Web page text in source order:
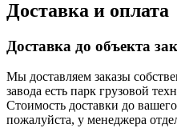
Доставка и оплата
Доставка до объекта
Мы доставляем заказы
завода есть парк грузовой
Стоимость доставки до
пожалуйста, у менеджера